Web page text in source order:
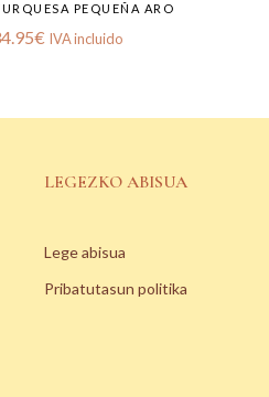
PEQUEÑA ARO
€ IVA incluido
LEGEZKO ABISUA
Lege abisua
Pribatutasun politika